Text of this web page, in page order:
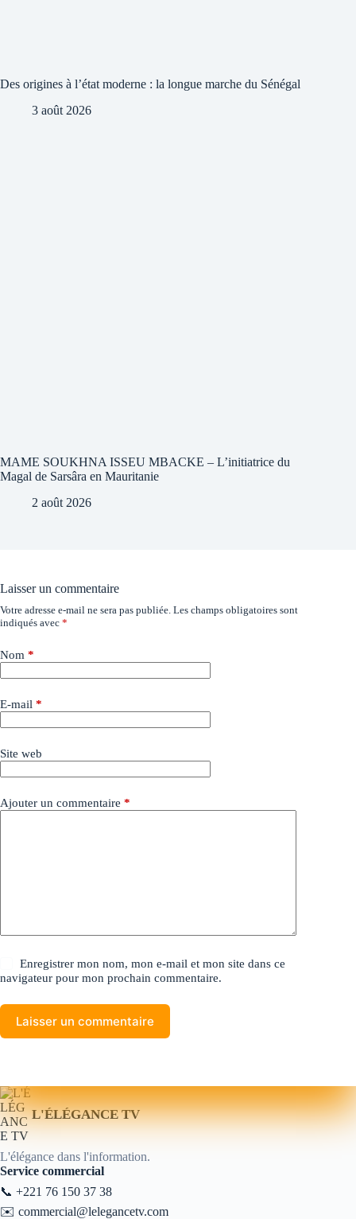
Des origines à l’état moderne : la longue marche du Sénégal
3 août 2026
MAME SOUKHNA ISSEU MBACKE – L’initiatrice du
Magal de Sarsâra en Mauritanie
2 août 2026
Laisser un commentaire
Votre adresse e-mail ne sera pas publiée. Les champs obligatoires sont
indiqués avec *
Nom *
E-mail *
Site web
Ajouter un commentaire *
Enregistrer mon nom, mon e-mail et mon site dans ce
navigateur pour mon prochain commentaire.
Laisser un commentaire
L'ÉLÉGANCE TV
L'élégance dans l'information.
Service commercial
📞 +221 76 150 37 38
✉️ commercial@lelegancetv.com